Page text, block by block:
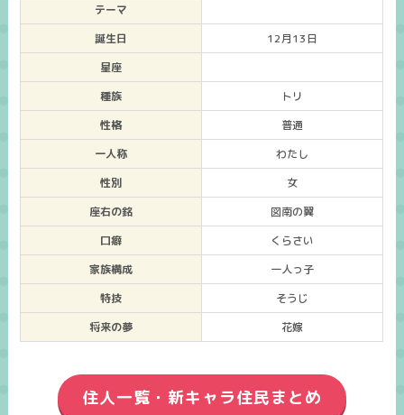
テーマ
誕生日
12月13日
星座
種族
トリ
性格
普通
一人称
わたし
性別
女
座右の銘
図南の翼
口癖
くらさい
家族構成
一人っ子
特技
そうじ
将来の夢
花嫁
住人一覧・新キャラ住民まとめ